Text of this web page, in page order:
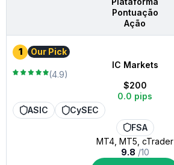
Pontuação
Ação
1
Our Pick
IC Markets
(4.9)
$200
0.0 pips
ASIC
CySEC
FSA
MT4, MT5, cTrader
9.8 /10